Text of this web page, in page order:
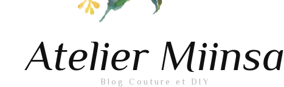
Atelier Miinsa
Blog Couture et DIY